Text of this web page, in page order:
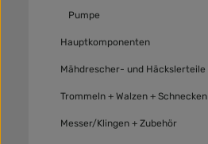
Pumpe
Hauptkomponenten
Mähdrescher- und Häckslerteile
Trommeln + Walzen + Schnecken
Messer/Klingen + Zubehör